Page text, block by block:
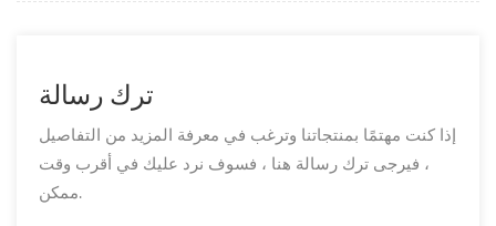
ترك رسالة
إذا كنت مهتمًا بمنتجاتنا وترغب في معرفة المزيد من التفاصيل
، فيرجى ترك رسالة هنا ، فسوف نرد عليك في أقرب وقت
ممكن.